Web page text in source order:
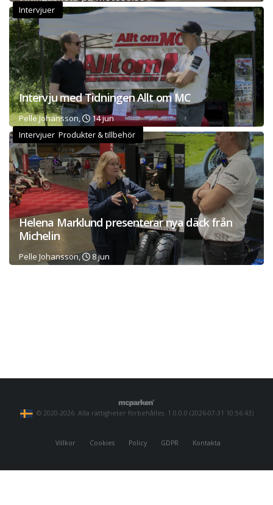
Intervjuer
Intervju med Tidningen Allt om MC
Pelle Johansson,
14 jun
Intervjuer Produkter & tillbehör
Helena Marklund presenterar nya däck från
Michelin
Pelle Johansson, 8 jun
© 2020-2026. Alla rättigheter förbehålles. 1.0.0.0 (2026-07-31 10:56:43)
Villkor Cookies Policy GDPR Kontakta